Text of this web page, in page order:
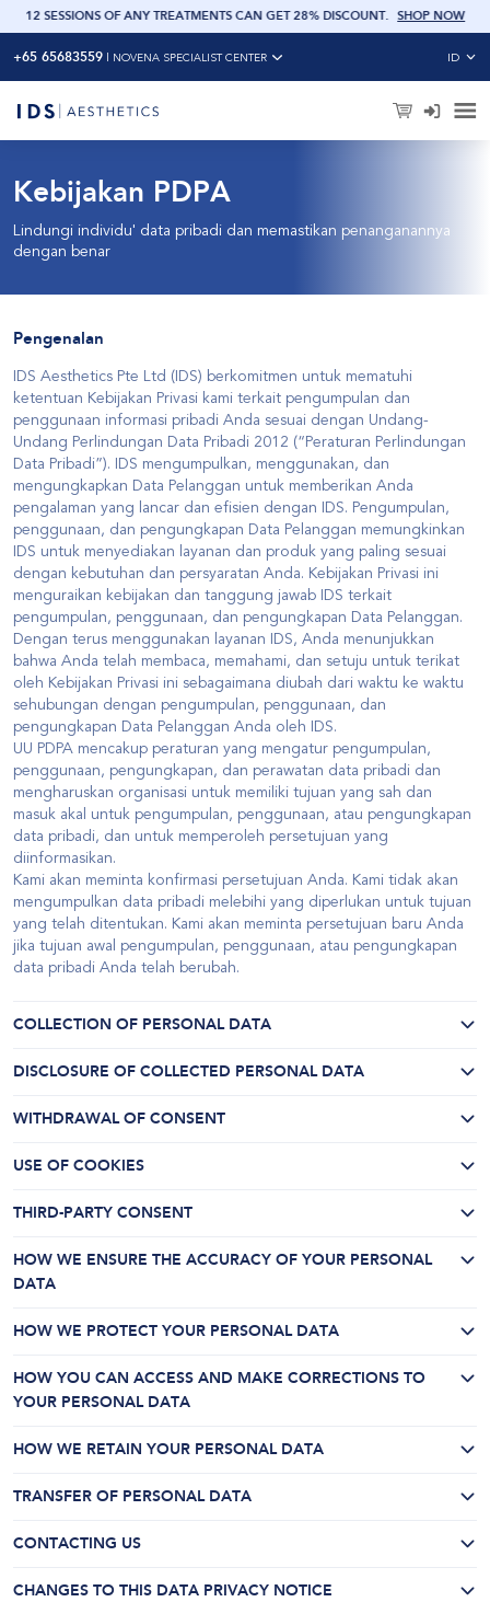
12 SESSIONS OF ANY TREATMENTS CAN GET 28% DISCOUNT. SHOP NOW
+65 65683559 NOVENA SPECIALIST CENTER ID
Kebijakan PDPA
Lindungi individu' data pribadi dan memastikan penanganannya
dengan benar
Pengenalan
IDS Aesthetics Pte Ltd (IDS) berkomitmen untuk mematuhi
ketentuan Kebijakan Privasi kami terkait pengumpulan dan
penggunaan informasi pribadi Anda sesuai dengan Undang-
Undang Perlindungan Data Pribadi 2012 (“Peraturan Perlindungan
Data Pribadi”). IDS mengumpulkan, menggunakan, dan
mengungkapkan Data Pelanggan untuk memberikan Anda
pengalaman yang lancar dan efisien dengan IDS. Pengumpulan,
penggunaan, dan pengungkapan Data Pelanggan memungkinkan
IDS untuk menyediakan layanan dan produk yang paling sesuai
dengan kebutuhan dan persyaratan Anda. Kebijakan Privasi ini
menguraikan kebijakan dan tanggung jawab IDS terkait
pengumpulan, penggunaan, dan pengungkapan Data Pelanggan.
Dengan terus menggunakan layanan IDS, Anda menunjukkan
bahwa Anda telah membaca, memahami, dan setuju untuk terikat
oleh Kebijakan Privasi ini sebagaimana diubah dari waktu ke waktu
sehubungan dengan pengumpulan, penggunaan, dan
pengungkapan Data Pelanggan Anda oleh IDS.
UU PDPA mencakup peraturan yang mengatur pengumpulan,
penggunaan, pengungkapan, dan perawatan data pribadi dan
mengharuskan organisasi untuk memiliki tujuan yang sah dan
masuk akal untuk pengumpulan, penggunaan, atau pengungkapan
data pribadi, dan untuk memperoleh persetujuan yang
diinformasikan.
Kami akan meminta konfirmasi persetujuan Anda. Kami tidak akan
mengumpulkan data pribadi melebihi yang diperlukan untuk tujuan
yang telah ditentukan. Kami akan meminta persetujuan baru Anda
jika tujuan awal pengumpulan, penggunaan, atau pengungkapan
data pribadi Anda telah berubah.
COLLECTION OF PERSONAL DATA
DISCLOSURE OF COLLECTED PERSONAL DATA
WITHDRAWAL OF CONSENT
USE OF COOKIES
THIRD-PARTY CONSENT
HOW WE ENSURE THE ACCURACY OF YOUR PERSONAL
DATA
HOW WE PROTECT YOUR PERSONAL DATA
HOW YOU CAN ACCESS AND MAKE CORRECTIONS TO
YOUR PERSONAL DATA
HOW WE RETAIN YOUR PERSONAL DATA
TRANSFER OF PERSONAL DATA
CONTACTING US
CHANGES TO THIS DATA PRIVACY NOTICE